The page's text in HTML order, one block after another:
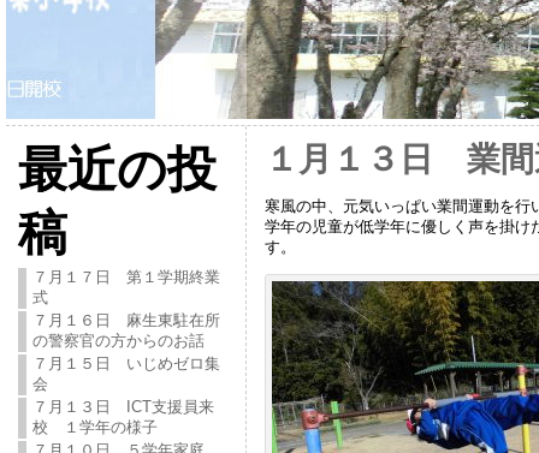
最近の投
稿
７月１７日 第１学期終業
式
７月１６日 麻生東駐在所
の警察官の方からのお話
７月１５日 いじめゼロ集
会
７月１３日 ICT支援員来
校 １学年の様子
１月１３日 業間
寒風の中、元気いっぱい業間運動を
学年の児童が低学年に優しく声を掛
す。